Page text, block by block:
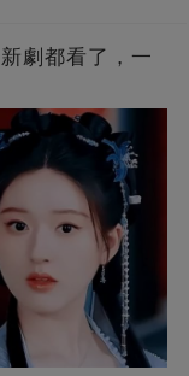
劇都看了，一